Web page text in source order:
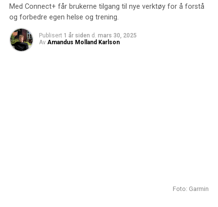
Med Connect+ får brukerne tilgang til nye verktøy for å forstå
og forbedre egen helse og trening.
Publisert 1 år siden d. mars 30, 2025
Av Amandus Molland Karlson
Foto: Garmin